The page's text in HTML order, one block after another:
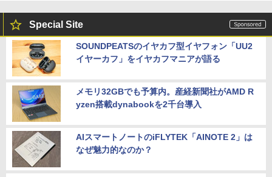
Special Site
SOUNDPEATSのイヤカフ型イヤフォン「UU2
イヤーカフ」をイヤカフマニアが語る
メモリ32GBでも予算内。産経新聞社がAMD R
yzen搭載dynabookを2千台導入
AIスマートノートのiFLYTEK「AINOTE 2」は
なぜ魅力的なのか？